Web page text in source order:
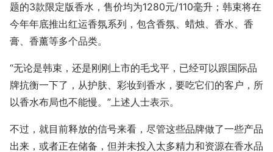
题的3款限定版香水，售价均为1280元/110毫升；韩束将在
今年年底推出红运香氛系列，包含香氛、蜡烛、香水、香
膏、香薰等多个品类。
“无论是韩束，还是刚刚上市的毛戈平，已经可以跟国际品
牌抗衡一下了，从护肤、彩妆到香水，要吃它们的客户，所
以香水布局也不能慢。”上述人士表示。
不过，就目前释放的信号来看，尽管这些品牌做了一些产品
出来，或者正在储备，但并未投入太多精力和资源在香水品